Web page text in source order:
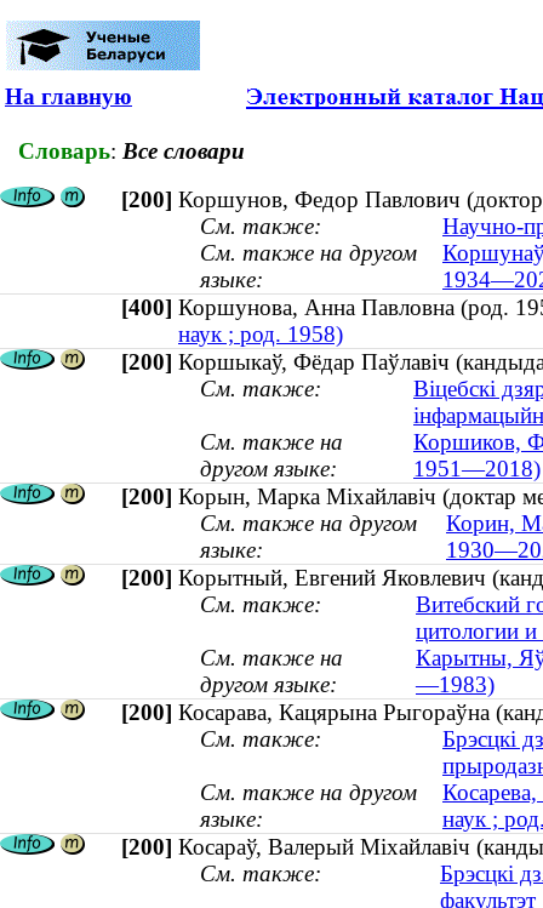
На главную
Словарь: Все словари
[200] Коршунов, Федор Павлович
См. также:
Научно-
См. также на другом
языке:
[400] Коршунова, Анна Павловна (род.
наук ; род. 1958)
[200] Коршыкаў, Фёдар Паўлавіч
См. также:
Віцебскі
См. также на
другом языке:
Коршиков,
1951—2018)
[200] Корын, Марка Міхайлавіч (доктар
См. также на другом
языке:
Корин,
[200] Корытный, Евгений Яковлевич
См. также:
Витебский
цитологии
См. также на
другом языке:
Карытны,
—1983)
[200] Косарава, Кацярына Рыгораўна
См. также:
Брэсцкі
См. также на другом
языке:
наук ;
[200] Косараў, Валерый Міхайлавіч
См. также:
Брэсцкі
факультэт